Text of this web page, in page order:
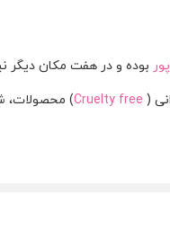
بوده و در هفت مکان دیگر
(
Cruelty free